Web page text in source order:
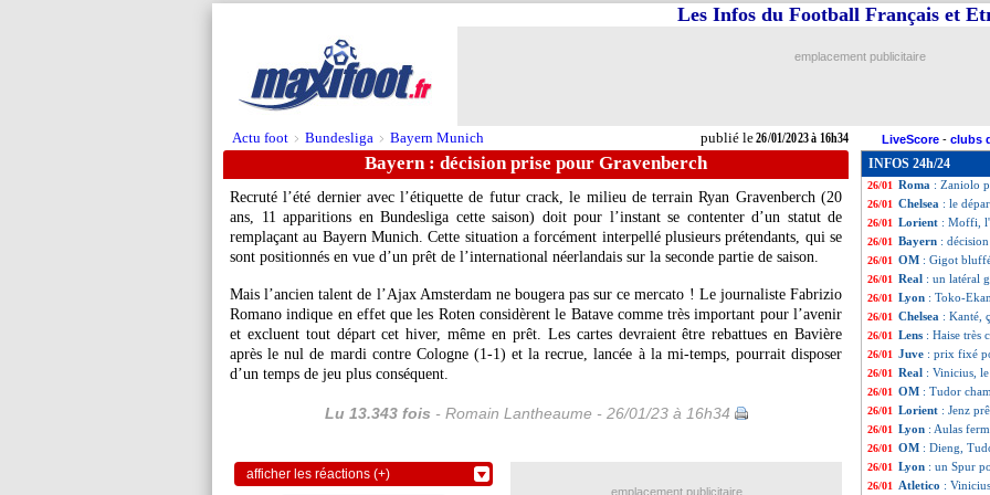
Actu foot > Bundesliga > Bayern Munich publié le26/01/2023 à 16h34
Les Infos du Football Français et
emplacement publicitaire
LiveScore - clubs
Bayern : décision prise pour Gravenberch
Recruté l’été dernier avec l’étiquette de futur crack, le milieu de terrain Ryan Gravenberch (20
ans, 11 apparitions en Bundesliga cette saison) doit pour l’instant se contenter d’un statut de
remplaçant au Bayern Munich. Cette situation a forcément interpellé plusieurs prétendants, qui se
sont positionnés en vue d’un prêt de l’international néerlandais sur la seconde partie de saison.
Mais l’ancien talent de l’Ajax Amsterdam ne bougera pas sur ce mercato ! Le journaliste Fabrizio
Romano indique en effet que les Roten considèrent le Batave comme très important pour l’avenir
et excluent tout départ cet hiver, même en prêt. Les cartes devraient être rebattues en Bavière
après le nul de mardi contre Cologne (1-1) et la recrue, lancée à la mi-temps, pourrait disposer
d’un temps de jeu plus conséquent.
Lu 13.343 fois - Romain Lantheaume - 26/01/23 à 16h34
afficher les réactions (+)
INFOS 24h/24
26/01 Argentine:
26/01 OM: Dieng à
26/01 OM: le meilleur
26/01 PSG: le Parc, la
26/01 Roma : Zaniolo
26/01 Chelsea : le
26/01 Lorient : Moffi,
26/01 Bayern :
26/01 OM : Gigot
26/01 Real : un latéral
26/01 Lyon : Toko-
26/01 Chelsea : Kanté,
26/01 Lens : Haise très
26/01 Juve : prix fixé
26/01 Real : Vinicius,
26/01 OM : Tudor
26/01 Lorient : Jenz
26/01 Lyon : Aulas
26/01 OM : Dieng,
26/01 Lyon : un Spur
26/01 Atletico :
emplacement publicitaire